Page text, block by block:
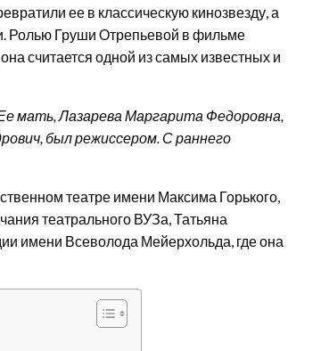
ее в классическую кинозвезду, а
Ролью Груши Отрепьевой в фильме
считается одной из самых известных и
мать, Лазарева Маргарита Федоровна,
был режиссером. С раннего
театре имени Максима Горького,
театрального ВУЗа, Татьяна
имени Всеволода Мейерхольда, где она